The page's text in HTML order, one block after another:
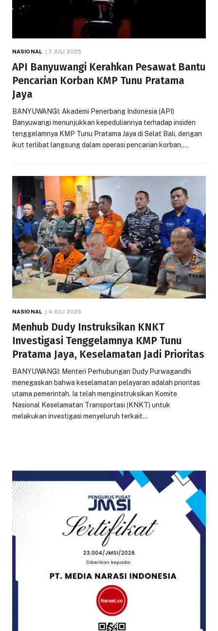
NASIONAL 7 JULI 2025
API Banyuwangi Kerahkan Pesawat Bantu
Pencarian Korban KMP Tunu Pratama
Jaya
BANYUWANGI: Akademi Penerbang Indonesia (API)
Banyuwangi menunjukkan kepeduliannya terhadap insiden
tenggelamnya KMP Tunu Pratama Jaya di Selat Bali, dengan
ikut terlibat langsung dalam operasi pencarian korban,…
NASIONAL 4 JULI 2025
Menhub Dudy Instruksikan KNKT
Investigasi Tenggelamnya KMP Tunu
Pratama Jaya, Keselamatan Jadi Prioritas
BANYUWANGI: Menteri Perhubungan Dudy Purwagandhi
menegaskan bahwa keselamatan pelayaran adalah prioritas
utama pemerintah. Ia telah menginstruksikan Komite
Nasional Keselamatan Transportasi (KNKT) untuk
melakukan investigasi menyeluruh terkait…